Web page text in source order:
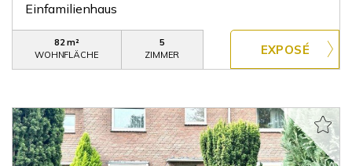
Einfamilienhaus
82 m²
WOHNFLÄCHE
5
ZIMMER